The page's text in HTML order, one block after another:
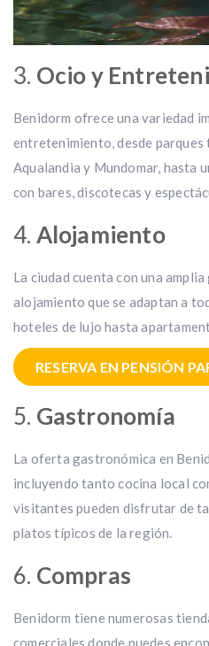
3. Ocio y
Benidorm ofrece una variedad
entretenimiento, desde parques
Aqualandia y Mundomar, hasta
con bares, discotecas y
4. Alojamiento
La ciudad cuenta con una
alojamiento que se adaptan a
hoteles de lujo hasta
RESERVA EN PENSIÓN
5. Gastronomía
La oferta gastronómica en
incluyendo tanto cocina local
visitantes pueden disfrutar de
platos típicos de la región.
6. Compras
Benidorm tiene numerosas
comerciales donde puedes